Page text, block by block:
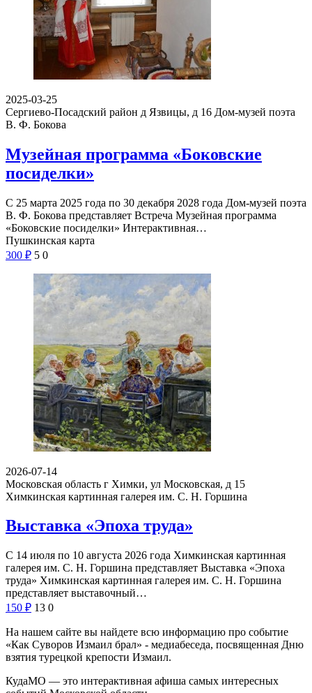
2025-03-25
Сергиево-Посадский район д Язвицы, д 16 Дом-музей поэта
В. Ф. Бокова
Музейная программа «Боковские
посиделки»
С 25 марта 2025 года по 30 декабря 2028 года Дом-музей поэта
В. Ф. Бокова представляет Встреча Музейная программа
«Боковские посиделки» Интерактивная…
Пушкинская карта
300 ₽ 5 0
2026-07-14
Московская область г Химки, ул Московская, д 15
Химкинская картинная галерея им. С. Н. Горшина
Выставка «Эпоха труда»
С 14 июля по 10 августа 2026 года Химкинская картинная
галерея им. С. Н. Горшина представляет Выставка «Эпоха
труда» Химкинская картинная галерея им. С. Н. Горшина
представляет выставочный…
150 ₽ 13 0
На нашем сайте вы найдете всю информацию про событие
«Как Суворов Измаил брал» - медиабеседа, посвященная Дню
взятия турецкой крепости Измаил.
КудаМО — это интерактивная афиша самых интересных